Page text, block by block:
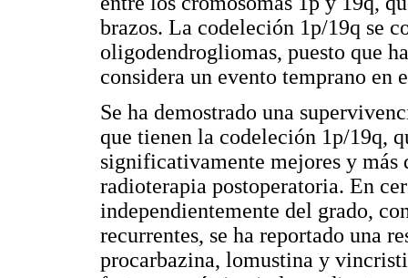
brazos. La codeleción 1p/19q se
oligodendrogliomas, puesto que
considera un evento temprano en
Se ha demostrado una
que tienen la codeleción 1p/19q,
significativamente mejores y más
radioterapia postoperatoria. En
independientemente del grado,
recurrentes, se ha reportado una
procarbazina, lomustina y